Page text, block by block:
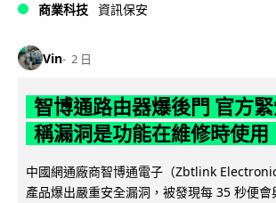
商業科技 資訊保安
Vin 2 日
智博通路由器爆後門 官方
稱漏洞是功能在維修時使用
中國網通廠商智博通電子（Zbtlink
產品爆出嚴重安全漏洞，被發現每 35 秒便